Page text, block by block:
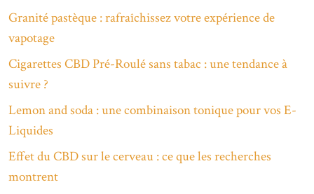
Granité pastèque : rafraîchissez votre expérience de
vapotage
Cigarettes CBD Pré-Roulé sans tabac : une tendance à
suivre ?
Lemon and soda : une combinaison tonique pour vos E-
Liquides
Effet du CBD sur le cerveau : ce que les recherches
montrent